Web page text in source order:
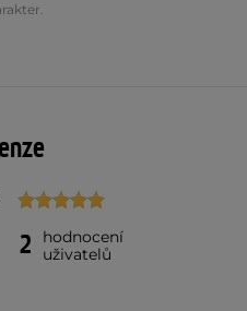
2
hodnocení
uživatelů